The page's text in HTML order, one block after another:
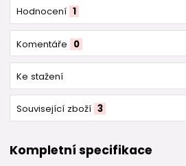
Hodnocení 1
Komentáře 0
Ke stažení
Související zboží 3
Kompletní specifikace